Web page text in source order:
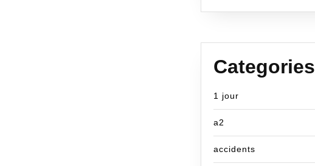
Categories
1 jour
a2
accidents